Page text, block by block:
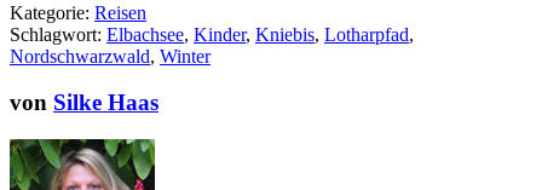
Kategorie: Reisen
Schlagwort: Elbachsee, Kinder, Kniebis, Lotharpfad,
Nordschwarzwald, Winter
von Silke Haas